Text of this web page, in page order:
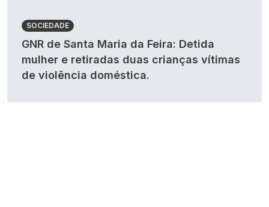
SOCIEDADE
GNR de Santa Maria da Feira: Detida
mulher e retiradas duas crianças vítimas
de violência doméstica.